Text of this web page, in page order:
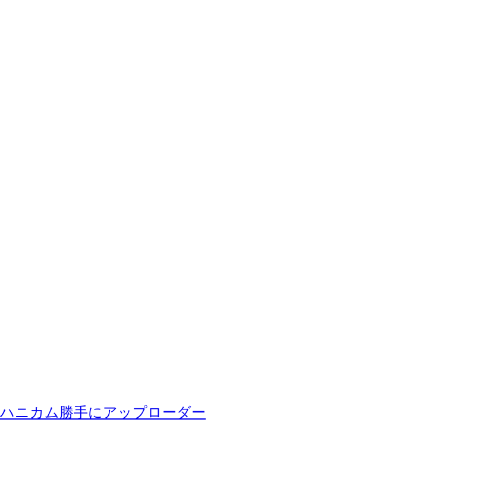
ハニカム勝手にアップローダー